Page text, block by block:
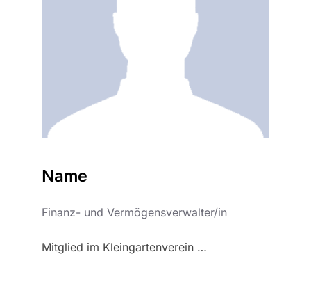
Name
Finanz- und Vermögensverwalter/in
Mitglied im Kleingartenverein …